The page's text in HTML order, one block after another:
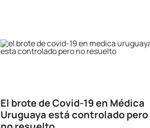
El brote de Covid-19 en Médica
Uruguaya está controlado pero